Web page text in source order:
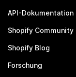
API-Dokumentation
Shopify Community
Shopify Blog
Forschung